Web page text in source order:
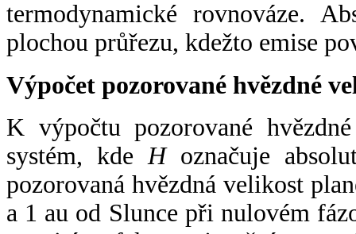
termodynamické rovnováze.
plochou průřezu, kdežto emise
Výpočet pozorované hvězdné
K výpočtu pozorované
systém, kde Hoznačuje
pozorovaná hvězdná velikost
a 1 au od Slunce při nulovém